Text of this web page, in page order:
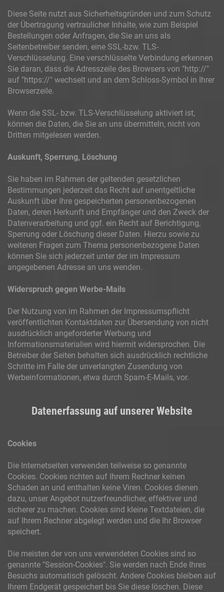
Diese Seite nutzt aus Sicherheitsgründen und zum Schutz
der Übertragung vertraulicher Inhalte, wie zum Beispiel
Bestellungen oder Anfragen, die Sie an uns als
Seitenbetreiber senden, eine SSL-bzw. TLS-
Verschlüsselung. Eine verschlüsselte Verbindung erkennen
Sie daran, dass die Adresszeile des Browsers von "http://"
auf "https://" wechselt und an dem Schloss-Symbol in Ihrer
Browserzeile.
Wenn die SSL- bzw. TLS-Verschlüsselung aktiviert ist,
können die Daten, die Sie an uns übermitteln, nicht von
Dritten mitgelesen werden.
Auskunft, Sperrung, Löschung
Sie haben im Rahmen der geltenden gesetzlichen
Bestimmungen jederzeit das Recht auf unentgeltliche
Auskunft über Ihre gespeicherten personenbezogenen
Daten, deren Herkunft und Empfänger und den Zweck der
Datenverarbeitung und ggf. ein Recht auf Berichtigung,
Sperrung oder Löschung dieser Daten. Hierzu sowie zu
weiteren Fragen zum Thema personenbezogene Daten
können Sie sich jederzeit unter der im Impressum
angegebenen Adresse an uns wenden.
Widerspruch gegen Werbe-Mails
Der Nutzung von im Rahmen der Impressumspflicht
veröffentlichten Kontaktdaten zur Übersendung von nicht
ausdrücklich angeforderter Werbung und
Informationsmaterialien wird hiermit widersprochen. Die
Betreiber der Seiten behalten sich ausdrücklich rechtliche
Schritte im Falle der unverlangten Zusendung von
Werbeinformationen, etwa durch Spam-E-Mails, vor.
Datenerfassung auf unserer Website
Cookies
Die Internetseiten verwenden teilweise so genannte
Cookies. Cookies richten auf Ihrem Rechner keinen
Schaden an und enthalten keine Viren. Cookies dienen
dazu, unser Angebot nutzerfreundlicher, effektiver und
sicherer zu machen. Cookies sind kleine Textdateien, die
auf Ihrem Rechner abgelegt werden und die Ihr Browser
speichert.
Die meisten der von uns verwendeten Cookies sind so
genannte "Session-Cookies". Sie werden nach Ende Ihres
Besuchs automatisch gelöscht. Andere Cookies bleiben auf
Ihrem Endgerät gespeichert bis Sie diese löschen. Diese